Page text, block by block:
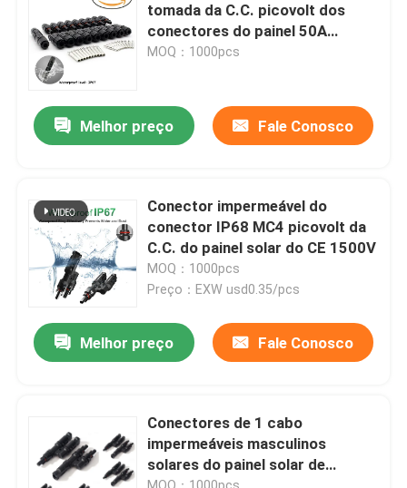
tomada da C.C. picovolt dos
conectores do painel 50A
conectores solares do picovolt
MOQ：1000pcs
Melhor preço Fale Conosco
Conector impermeável do
conector IP68 MC4 picovolt da
C.C. do painel solar do CE 1500V
MOQ：1000pcs
Preço：EXW usd0.35/pcs
Melhor preço Fale Conosco
Conectores de 1 cabo
impermeáveis masculinos
solares do painel solar de